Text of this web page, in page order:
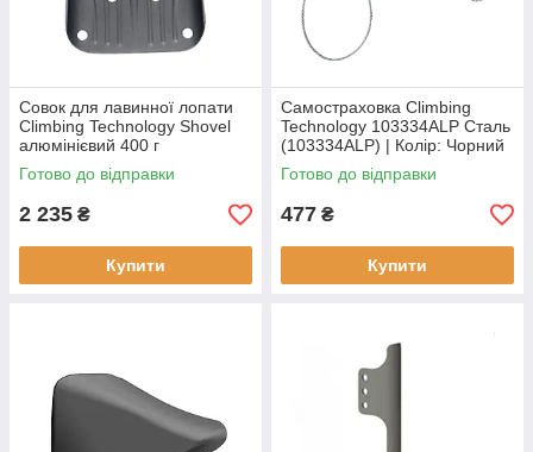
Совок для лавинної лопати
Climbing Technology Shovel
алюмінієвий 400 г
(103330ALP) Новий сірий
Готово до відправки
2 235 ₴
Купити
Самостраховка Climbing
Technology 103334ALP Сталь
(103334ALP) | Колір: Чорний
Стан: Новий
Готово до відправки
477 ₴
Купити